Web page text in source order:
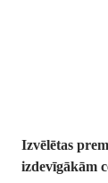
Izvēlētas
izdevīgākām